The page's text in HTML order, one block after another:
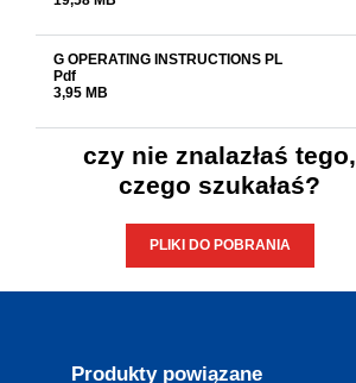
G OPERATING INSTRUCTIONS PL
Pdf
3,95 MB
czy nie znalazłaś tego,
czego szukałaś?
PLIKI DO POBRANIA
Produkty powiązane